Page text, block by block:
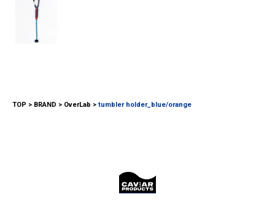
TOP BRAND OverLab tumbler holder_blue/orange